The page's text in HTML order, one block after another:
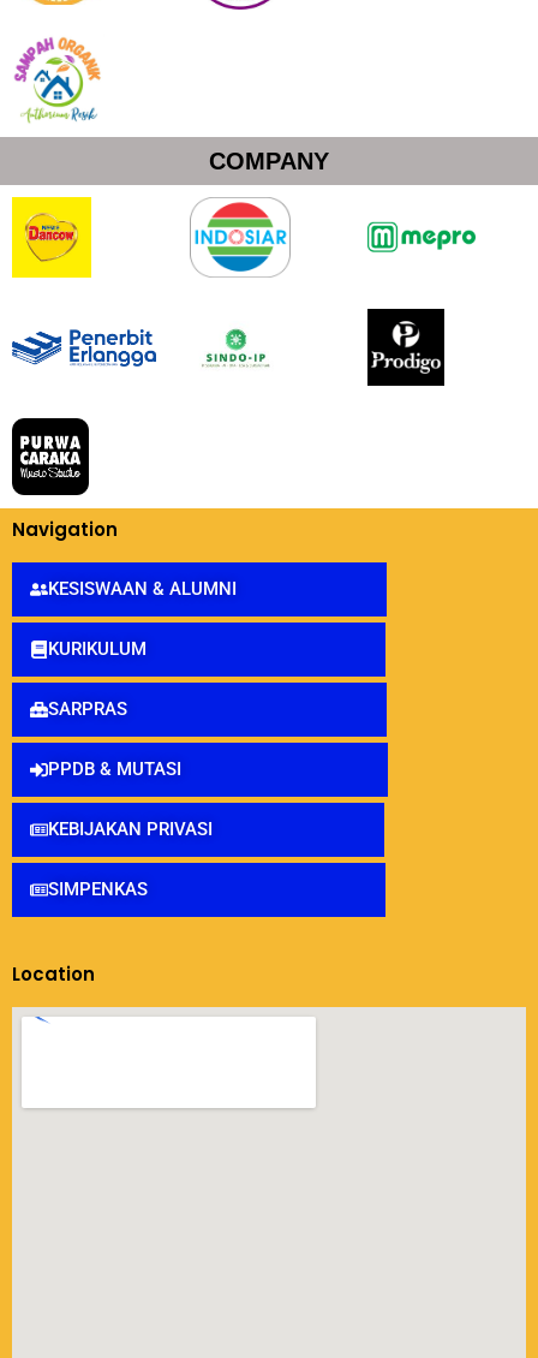
COMPANY
Navigation
KESISWAAN & ALUMNI
KURIKULUM
SARPRAS
PPDB & MUTASI
KEBIJAKAN PRIVASI
SIMPENKAS
Location